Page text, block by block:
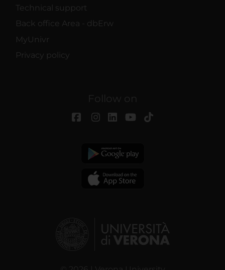
Technical support
Back office Area - dbErw
MyUnivr
Privacy policy
Follow on